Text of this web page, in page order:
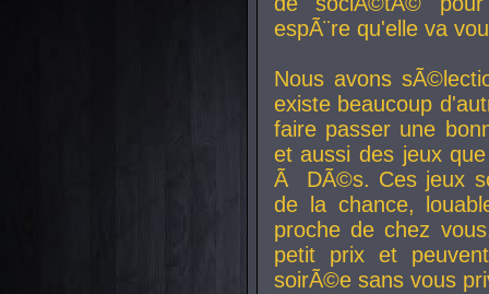
espÃ¨re qu'elle va
Nous avons
existe beaucoup
faire passer une
et aussi des jeux
Ã DÃ©s. Ces jeux
de la chance,
proche de chez
petit prix et
soirÃ©e sans vous